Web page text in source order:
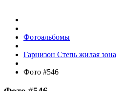
Фотоальбомы
Гарнизон Степь жилая зона
Фото #546